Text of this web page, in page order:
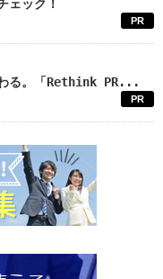
ェック！
PR
わる。「Rethink PR...
PR